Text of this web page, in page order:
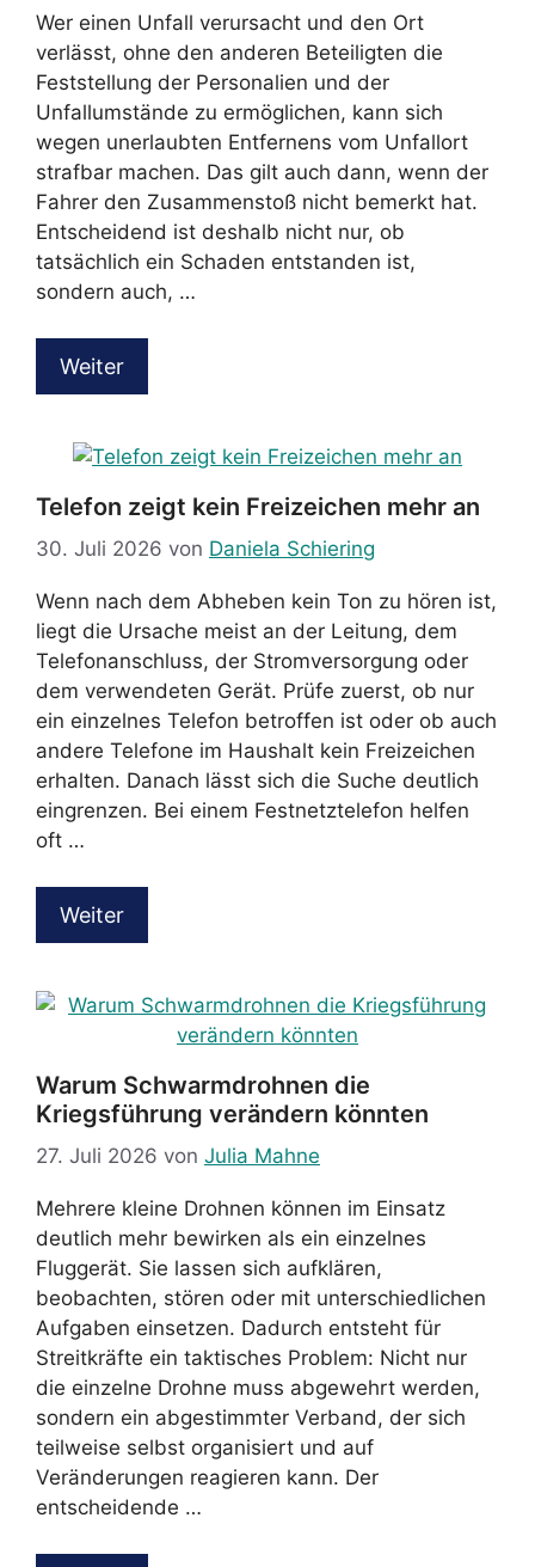
Wer einen Unfall verursacht und den Ort
verlässt, ohne den anderen Beteiligten die
Feststellung der Personalien und der
Unfallumstände zu ermöglichen, kann sich
wegen unerlaubten Entfernens vom Unfallort
strafbar machen. Das gilt auch dann, wenn der
Fahrer den Zusammenstoß nicht bemerkt hat.
Entscheidend ist deshalb nicht nur, ob
tatsächlich ein Schaden entstanden ist,
sondern auch, …
Weiter
Telefon zeigt kein Freizeichen mehr an
30. Juli 2026 von Daniela Schiering
Wenn nach dem Abheben kein Ton zu hören ist,
liegt die Ursache meist an der Leitung, dem
Telefonanschluss, der Stromversorgung oder
dem verwendeten Gerät. Prüfe zuerst, ob nur
ein einzelnes Telefon betroffen ist oder ob auch
andere Telefone im Haushalt kein Freizeichen
erhalten. Danach lässt sich die Suche deutlich
eingrenzen. Bei einem Festnetztelefon helfen
oft …
Weiter
Warum Schwarmdrohnen die
Kriegsführung verändern könnten
27. Juli 2026 von Julia Mahne
Mehrere kleine Drohnen können im Einsatz
deutlich mehr bewirken als ein einzelnes
Fluggerät. Sie lassen sich aufklären,
beobachten, stören oder mit unterschiedlichen
Aufgaben einsetzen. Dadurch entsteht für
Streitkräfte ein taktisches Problem: Nicht nur
die einzelne Drohne muss abgewehrt werden,
sondern ein abgestimmter Verband, der sich
teilweise selbst organisiert und auf
Veränderungen reagieren kann. Der
entscheidende …